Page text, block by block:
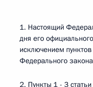
1. Настоящий
дня его
исключением
Федерального
2. Пункты 1 - 3